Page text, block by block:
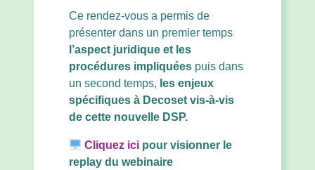
Ce rendez-vous a permis de
présenter dans un premier temps
l’aspect juridique et les
procédures impliquées puis dans
un second temps, les enjeux
spécifiques à Decoset vis-à-vis
de cette nouvelle DSP.
Cliquez ici pour visionner le
replay du webinaire